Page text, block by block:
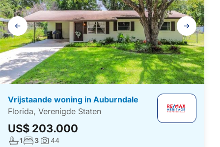
Galerij
navigatie
Vrijstaande woning in Auburndale
Florida, Verenigde Staten
US$ 203.000
Aantal badkamers:
1Aantal slaapkamers:
3Foto's:
44